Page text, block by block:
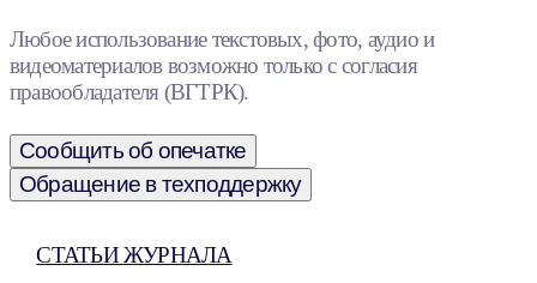
Любое использование текстовых, фото, аудио и
видеоматериалов возможно только с согласия
правообладателя (ВГТРК).
Сообщить об опечатке
Обращение в техподдержку
СТАТЬИ ЖУРНАЛА